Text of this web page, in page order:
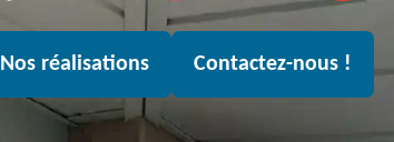
Nos réalisations Contactez-nous !